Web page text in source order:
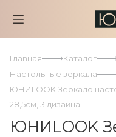
Главная Каталог
Настольные зеркала
ЮНИLOOK Зеркало
28,5см, 3 дизайна
ЮНИLOOK